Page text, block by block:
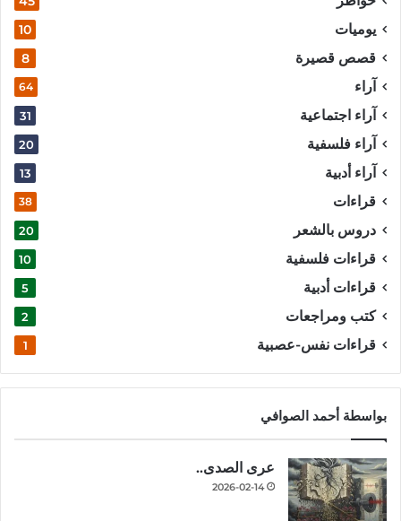
يوميات 10
قصص قصيرة 8
آراء 64
آراء اجتماعية 31
آراء فلسفية 20
آراء أدبية 13
قراءات 38
دروس بالشعر 20
قراءات فلسفية 10
قراءات أدبية 5
كتب ومراجعات 2
قراءات نفس-عصبية 1
بواسطة أحمد الصوافي
عرى الصدى..
2026-02-14